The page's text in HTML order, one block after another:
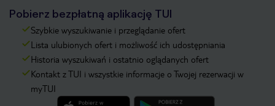
Pobierz bezpłatną aplikację TUI
Szybkie wyszukiwanie i przeglądanie ofert
Lista ulubionych ofert i możliwość ich udostępniania
Historia wyszukiwań i ostatnio oglądanych ofert
Kontakt z TUI i wszystkie informacje o Twojej rezerwacji w
myTUI